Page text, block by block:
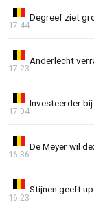
Degreef ziet
17:44
Anderlecht
17:23
Investeerder
17:04
De Meyer wil
16:36
Stijnen geeft
16:23